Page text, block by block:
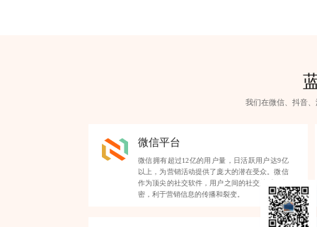
我们在微信、抖音
微信平台
微信拥有超过12亿的用户量，日活跃用户达9亿
以上，为营销活动提供了庞大的潜在受众。微信
作为顶尖的社交软件，用户之间的社交关系链紧
密，利于营销信息的传播和裂变。